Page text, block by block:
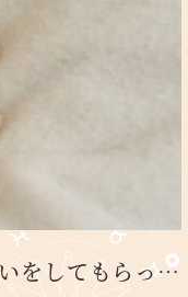
をしてもらっ…